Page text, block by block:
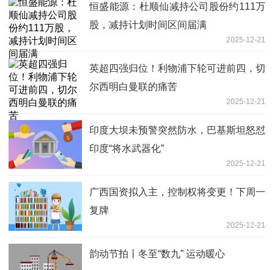
恒盛能源：杜顺仙减持公司股份约111万
股，减持计划时间区间届满
2025-12-21
英超四强归位！利物浦下轮可进前四，切
尔西明白曼联的痛苦
2025-12-21
印度大坝未预警突然防水，巴基斯坦怒怼
印度“将水武器化”
2025-12-21
广西国资拟入主，控制权将变更！下周一
复牌
2025-12-21
韵动节拍丨冬至“数九” 运动暖心